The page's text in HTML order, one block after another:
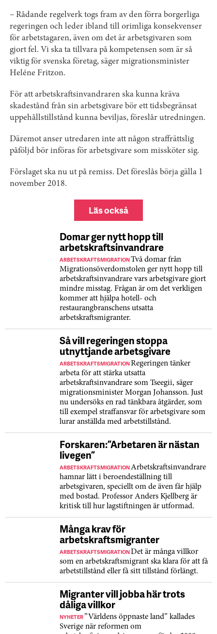
– Rådande regelverk togs fram av den förra borgerliga
regeringen och leder ibland till orimliga konsekvenser
för arbetstagaren, även om det är arbetsgivaren som
gjort fel. Vi ska ta tillvara på kompetensen som är så
viktig för svenska företag, säger migrationsminister
Heléne Fritzon.
För att arbetskraftsinvandraren ska kunna kräva
skadestånd från sin arbetsgivare bör ett tidsbegränsat
uppehållstillstånd kunna beviljas, föreslår utredningen.
Däremot anser utredaren inte att någon straffrättslig
påföljd bör införas för arbetsgivare som missköter sig.
Förslaget ska nu ut på remiss. Det föreslås börja gälla 1
november 2018.
Läs också
Domar ger nytt hopp till
arbetskraftsinvandrare
ARBETSKRAFTSMIGRATIONTvå domar från
Migrationsöverdomstolen ger nytt hopp till
arbetskraftsinvandrare vars arbetsgivare gjort
mindre misstag. Frågan är om det verkligen
kommer att hjälpa hotell- och
restaurangbranschens utsatta
arbetskraftsmigranter.
Så vill regeringen stoppa
utnyttjande arbetsgivare
ARBETSKRAFTSMIGRATIONRegeringen tänker
arbeta för att stärka utsatta
arbetskraftsinvandrare som Tseegii, säger
migrationsminister Morgan Johansson. Just
nu undersöks en rad tänkbara åtgärder, som
till exempel straff­ansvar för arbetsgivare som
lurar anställda med arbetstillstånd.
Forskaren: ”Arbetaren är nästan
livegen”
ARBETSKRAFTSMIGRATIONArbetskraftsinvandrare
hamnar lätt i beroendeställning till
arbetsgivaren, speciellt om de även får hjälp
med bostad. Professor Anders Kjellberg är
kritisk till hur lagstiftningen är utformad.
Många krav för
arbetskraftsmigranter
ARBETSKRAFTSMIGRATIONDet är många villkor
som en arbetskraftsmigrant ska klara för att få
arbetstillstånd eller få sitt tillstånd förlängt.
Migranter vill jobba här trots
dåliga villkor
NYHETER”Världens öppnaste land” kallades
Sverige när reformen om